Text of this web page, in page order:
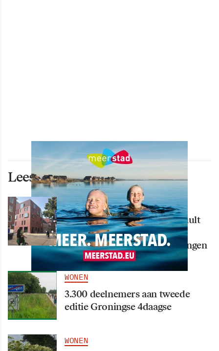
Lees ook deze artikelen
WONEN
Nieuw creatief centrum Tumult
bijna klaar: opening eind
september in hart van Groningen
WONEN
3.300 deelnemers aan tweede
editie Groningse 4daagse
WONEN